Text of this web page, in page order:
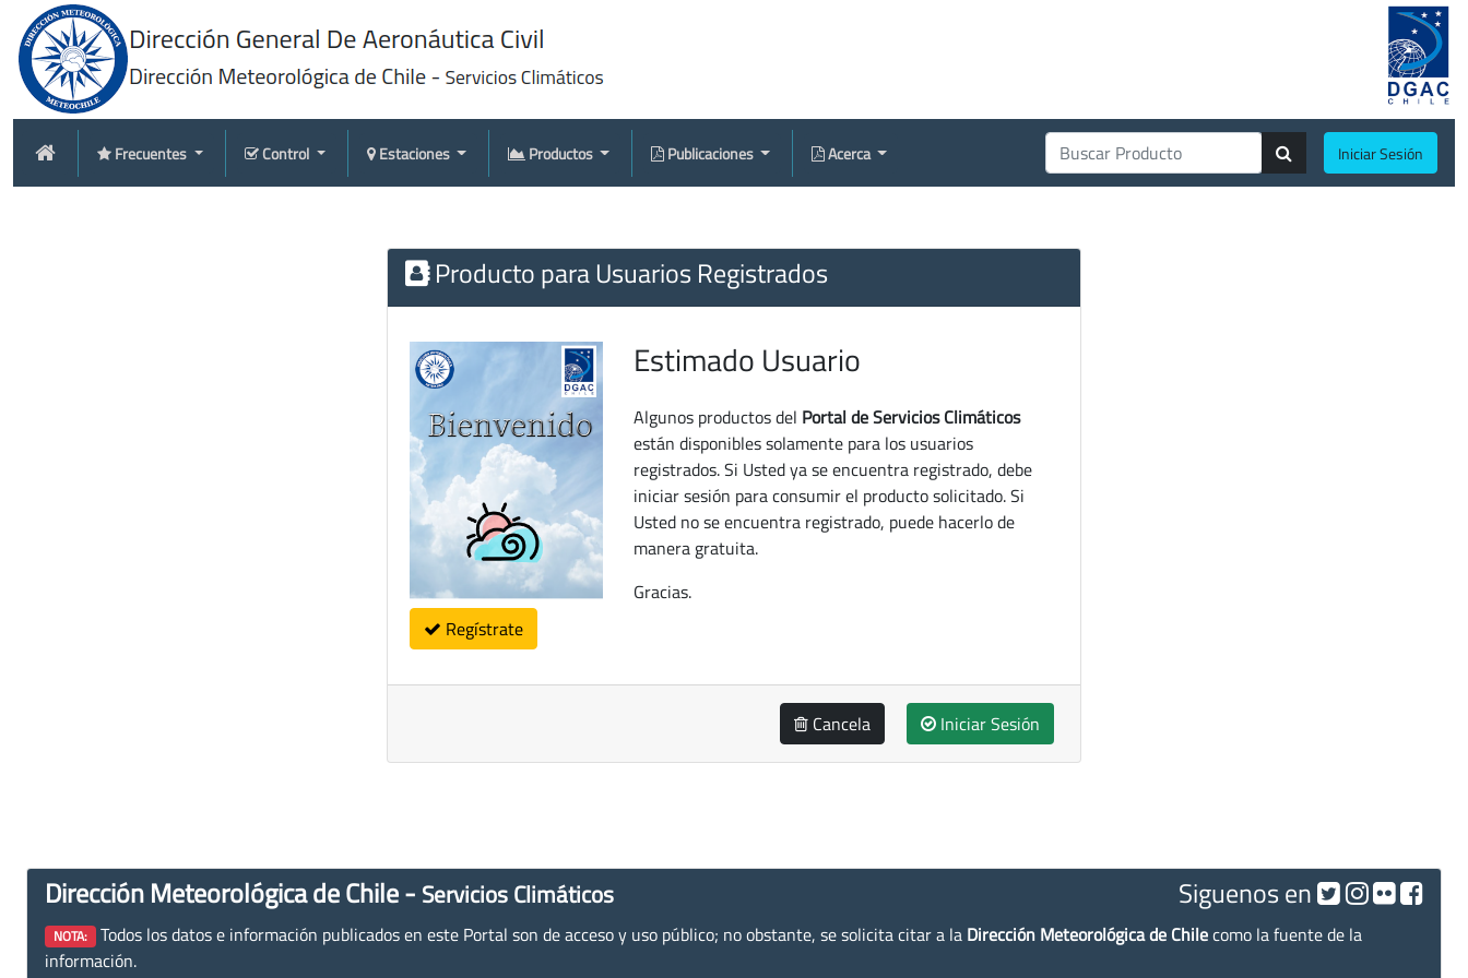
Frecuentes Control Estaciones Productos Publicaciones Acerca Iniciar Sesión
Producto para Usuarios Registrados
Regístrate
Estimado Usuario
Algunos productos del Portal de Servicios Climáticos
están disponibles solamente para los usuarios
registrados. Si Usted ya se encuentra registrado, debe
iniciar sesión para consumir el producto solicitado. Si
Usted no se encuentra registrado, puede hacerlo de
manera gratuita.
Gracias.
Cancela Iniciar Sesión
Dirección Meteorológica de Chile - Servicios Climáticos Siguenos en
NOTA: Todos los datos e información publicados en este Portal son de acceso y uso público; no obstante, se solicita citar a la Dirección Meteorológica de Chilecomo la fuente de la
información.